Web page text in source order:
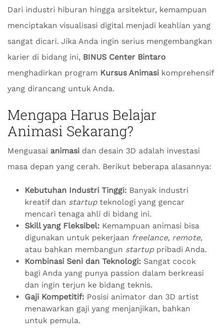
Dari industri hiburan hingga arsitektur, kemampuan
menciptakan visualisasi digital menjadi keahlian yang
sangat dicari. Jika Anda ingin serius mengembangkan
karier di bidang ini, BINUS Center Bintaro
menghadirkan program Kursus Animasi komprehensif
yang dirancang untuk Anda.
Mengapa Harus Belajar
Animasi Sekarang?
Menguasai animasi dan desain 3D adalah investasi
masa depan yang cerah. Berikut beberapa alasannya:
Kebutuhan Industri Tinggi: Banyak industri
kreatif dan startupteknologi yang gencar
mencari tenaga ahli di bidang ini.
Skill yang Fleksibel: Kemampuan animasi bisa
digunakan untuk pekerjaan freelance, remote,
atau bahkan membangun startuppribadi Anda.
Kombinasi Seni dan Teknologi: Sangat cocok
bagi Anda yang punya passion dalam berkreasi
dan ingin terjun ke bidang teknis.
Gaji Kompetitif: Posisi animator dan 3D artist
menawarkan gaji yang menjanjikan, bahkan
untuk pemula.